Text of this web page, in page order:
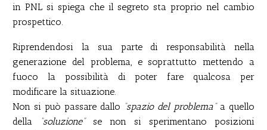
in PNL si spiega che il segreto sta proprio nel cambio
prospettico.
Riprendendosi la sua parte di responsabilità nella
generazione del problema, e soprattutto mettendo a
fuoco la possibilità di poter fare qualcosa per
modificare la situazione.
Non si può passare dallo “spazio del problema”a quello
della
“soluzione”se non si sperimentano posizioni